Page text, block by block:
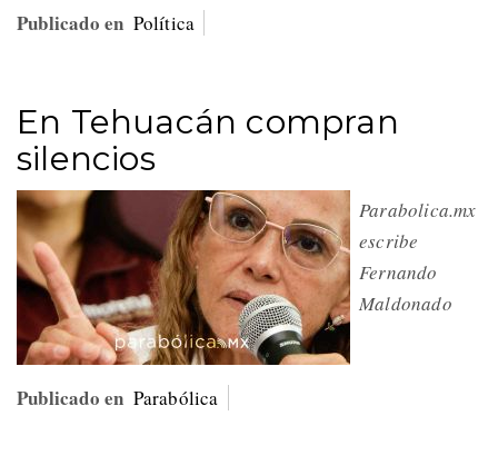
Publicado en Política
En Tehuacán compran
silencios
Parabolica.mx
escribe
Fernando
Maldonado
Publicado en Parabólica